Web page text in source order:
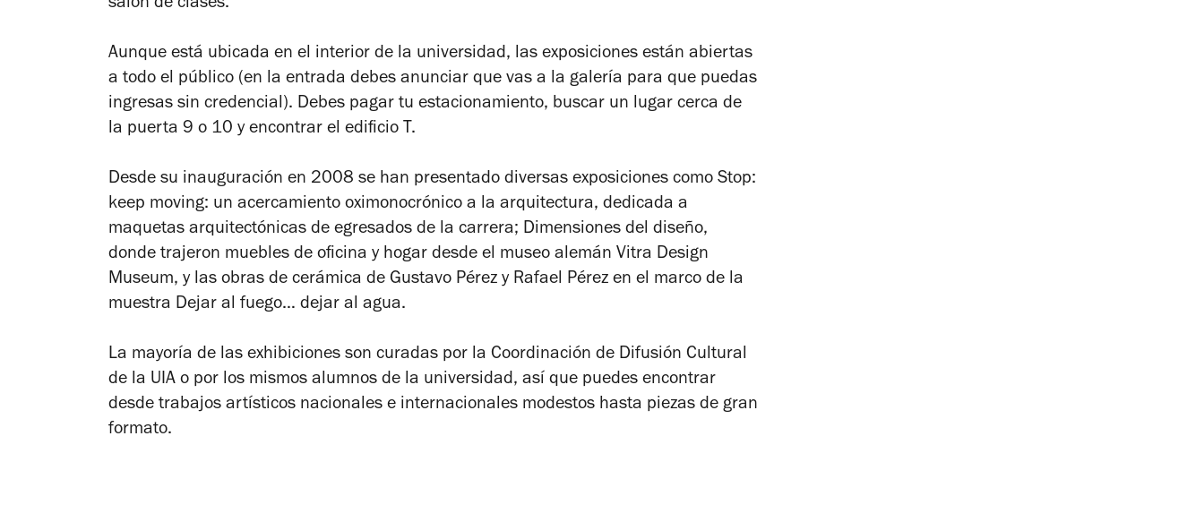
salón de clases.
Aunque está ubicada en el interior de la universidad, las exposiciones están abiertas
a todo el público (en la entrada debes anunciar que vas a la galería para que puedas
ingresas sin credencial). Debes pagar tu estacionamiento, buscar un lugar cerca de
la puerta 9 o 10 y encontrar el edificio T.
Desde su inauguración en 2008 se han presentado diversas exposiciones como Stop:
keep moving: un acercamiento oximonocrónico a la arquitectura, dedicada a
maquetas arquitectónicas de egresados de la carrera; Dimensiones del diseño,
donde trajeron muebles de oficina y hogar desde el museo alemán Vitra Design
Museum, y las obras de cerámica de Gustavo Pérez y Rafael Pérez en el marco de la
muestra Dejar al fuego… dejar al agua.
La mayoría de las exhibiciones son curadas por la Coordinación de Difusión Cultural
de la UIA o por los mismos alumnos de la universidad, así que puedes encontrar
desde trabajos artísticos nacionales e internacionales modestos hasta piezas de gran
formato.